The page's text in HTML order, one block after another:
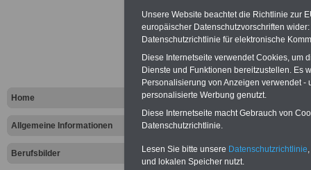
Home
Allgemeine Informationen
Berufsbilder
deutsch-
und
Vorteile für den öffentlichen
Unsere Website beachtet die Richtlinie zur
europäischer Datenschutzvorschriften
Datenschutzrichtlinie für elektronische
Diese Internetseite verwendet Cookies, um
Dienste und Funktionen bereitzustellen. Es
Personalisierung von Anzeigen verwendet
personalisierte Werbung genutzt.
Diese Internetseite macht Gebrauch von
Datenschutzrichtlinie.
Lesen Sie bitte unsere Datenschutzrichtlinie
und lokalen Speicher nutzt.